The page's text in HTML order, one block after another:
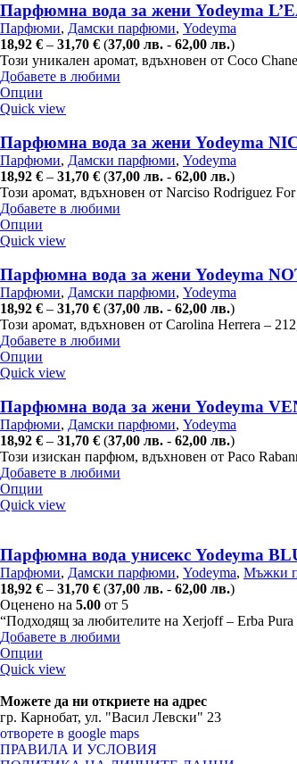
Парфюмна вода за жени Yodeyma
Парфюми, Дамски парфюми, Yodeyma
18,92 € – 31,70 € (37,00 лв. - 62,00 лв.)
Този уникален аромат, вдъхновен от Coco
Добавете в любими
Опции
Quick view
Парфюмна вода за жени Yodeyma
Парфюми, Дамски парфюми, Yodeyma
18,92 € – 31,70 € (37,00 лв. - 62,00 лв.)
Този аромат, вдъхновен от Narciso Rodriguez
Добавете в любими
Опции
Quick view
Парфюмна вода за жени Yodeyma
Парфюми, Дамски парфюми, Yodeyma
18,92 € – 31,70 € (37,00 лв. - 62,00 лв.)
Този аромат, вдъхновен от Carolina Herrera –
Добавете в любими
Опции
Quick view
Парфюмна вода за жени Yodeyma
Парфюми, Дамски парфюми, Yodeyma
18,92 € – 31,70 € (37,00 лв. - 62,00 лв.)
Този изискан парфюм, вдъхновен от Paco
Добавете в любими
Опции
Quick view
Парфюмна вода унисекс Yodeyma
Парфюми, Дамски парфюми, Yodeyma, Мъжки
18,92 € – 31,70 € (37,00 лв. - 62,00 лв.)
Оценено на 5.00 от 5
“Подходящ за любителите на Xerjoff – Erba
Добавете в любими
Опции
Quick view
Можете да ни откриете на адрес
гр. Карнобат, ул. "Васил Левски" 23
отворете в google maps
ПРАВИЛА И УСЛОВИЯ